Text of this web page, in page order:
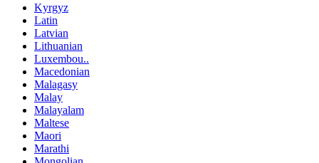
Kyrgyz
Latin
Latvian
Lithuanian
Luxembou..
Macedonian
Malagasy
Malay
Malayalam
Maltese
Maori
Marathi